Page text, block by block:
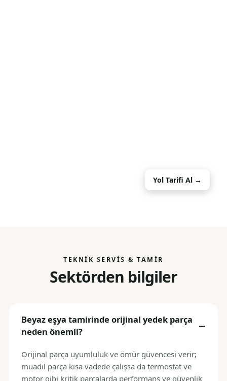
Yol Tarifi Al →
TEKNIK SERVIS & TAMIR
Sektörden bilgiler
Beyaz eşya tamirinde orijinal yedek parça
neden önemli?
Orijinal parça uyumluluk ve ömür güvencesi verir;
muadil parça kısa vadede çalışsa da termostat ve
motor gibi kritik parçalarda performans ve güvenlik